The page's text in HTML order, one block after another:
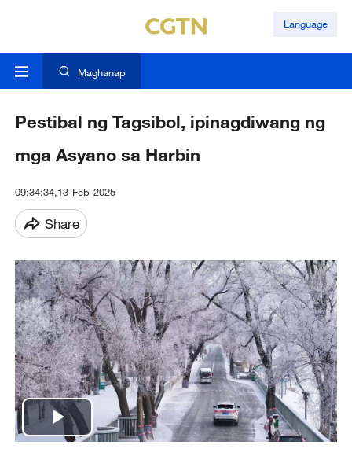
Language
Maghanap
Pestibal ng Tagsibol, ipinagdiwang ng
mga Asyano sa Harbin
09:34:34,13-Feb-2025
Share
Play